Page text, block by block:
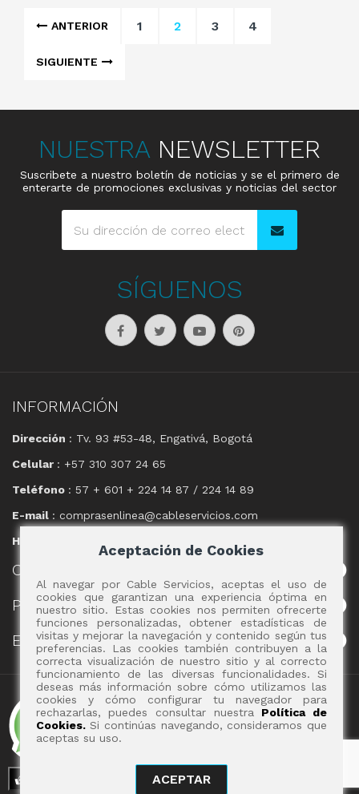
ANTERIOR 1 2 3 4
SIGUIENTE
NUESTRA NEWSLETTER
Suscribete a nuestro boletín de noticias y se el primero de
enterarte de promociones exclusivas y noticias del sector
SÍGUENOS
INFORMACIÓN
Dirección : Tv. 93 #53-48, Engativá, Bogotá
Celular : +57 310 307 24 65
Teléfono : 57 + 601 + 224 14 87 / 224 14 89
E-mail : comprasenlinea@cableservicios.com
Horario
CABLE
POLÍTICAS
EVENTOS
Aceptación de Cookies
Al navegar por Cable Servicios, aceptas el uso de
cookies que garantizan una experiencia óptima en
nuestro sitio. Estas cookies nos permiten ofrecerte
funciones personalizadas, obtener estadísticas de
visitas y mejorar la navegación y contenido según tus
preferencias. Las cookies también contribuyen a la
correcta visualización de nuestro sitio y al correcto
funcionamiento de las diversas funcionalidades. Si
deseas más información sobre cómo utilizamos las
cookies y cómo configurar tu navegador para
rechazarlas, puedes consultar nuestra Política de
Cookies.Si continúas navegando, consideramos que
aceptas su uso.
ACEPTAR
Copyright 2017 - Cable Servicios S.A.